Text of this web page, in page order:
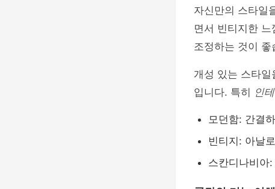
자신만의 스타일
면서 빈티지한
조정하는 것이 좋
개성 있는 스타
입니다. 특히 인
모던함: 간결
빈티지: 아날
스칸디나비아